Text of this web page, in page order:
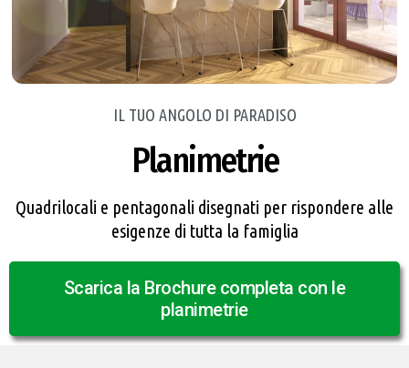
IL TUO ANGOLO DI PARADISO
Planimetrie
Quadrilocali e pentagonali disegnati per rispondere alle
esigenze di tutta la famiglia
Scarica la Brochure completa con le
planimetrie